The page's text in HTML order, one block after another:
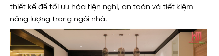
thiết kế để tối ưu hóa tiện nghi, an toàn và tiết kiệm
năng lượng trong ngôi nhà.